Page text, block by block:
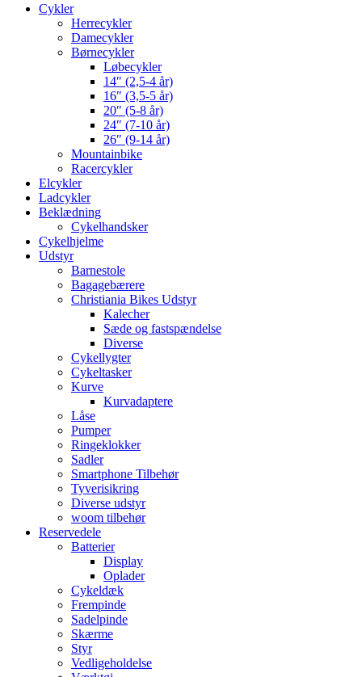
Cykler
Herrecykler
Damecykler
Børnecykler
Løbecykler
14″ (2,5-4 år)
16″ (3,5-5 år)
20″ (5-8 år)
24″ (7-10 år)
26″ (9-14 år)
Mountainbike
Racercykler
Elcykler
Ladcykler
Beklædning
Cykelhandsker
Cykelhjelme
Udstyr
Barnestole
Bagagebærere
Christiania Bikes Udstyr
Kalecher
Sæde og fastspændelse
Diverse
Cykellygter
Cykeltasker
Kurve
Kurvadaptere
Låse
Pumper
Ringeklokker
Sadler
Smartphone Tilbehør
Tyverisikring
Diverse udstyr
woom tilbehør
Reservedele
Batterier
Display
Oplader
Cykeldæk
Frempinde
Sadelpinde
Skærme
Styr
Vedligeholdelse